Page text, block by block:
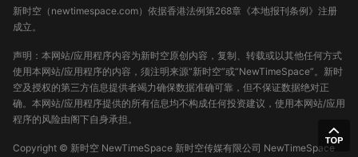
新时空（ newtimespace.com）依据香港法例第268章《本地报刊条例》注册
成立。
声明：本网站/应用程序内容为新时空原创内容，复制、转载或以其他任何方式
使用本网站/应用程序的内容，须注明来源“新时空”或“NewTimeSpace”。新时
空及授权的第三方信息提供者竭力确保数据准确可靠，但不保证数据绝对正
确。本网站/应用程序提供的所有信息均不构成任何投资建议，使用本网站/应用
程序的风险由阁下自身承担。
Copyright © 新时空 NewTimeSpace 新时空传媒有限公司 NewTimeSpace